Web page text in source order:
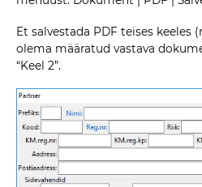
Et salvestada PDF teises keeles
olema määratud vastava
“Keel 2”.